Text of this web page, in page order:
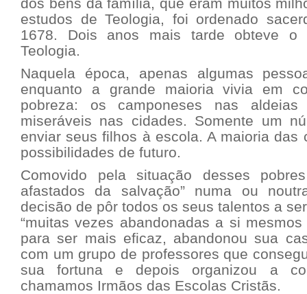
estudos de Teologia, foi ordenado
1678. Dois anos mais tarde obteve
Teologia.
Naquela época, apenas algumas
enquanto a grande maioria vivia em
pobreza: os camponeses nas
miseráveis nas cidades. Somente um
enviar seus filhos à escola. A maioria das
possibilidades de futuro.
Comovido pela situação desses
afastados da salvação” numa ou
decisão de pôr todos os seus talentos a
“muitas vezes abandonadas a si
para ser mais eficaz, abandonou sua
com um grupo de professores que
sua fortuna e depois organizou a
chamamos Irmãos das Escolas Cristãs.